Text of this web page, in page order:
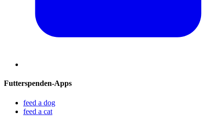
Futterspenden-Apps
feed a dog
feed a cat